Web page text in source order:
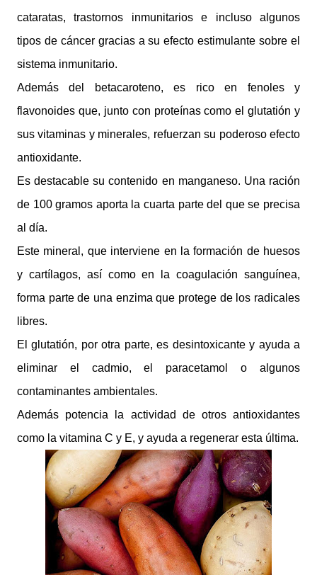
cataratas, trastornos inmunitarios e incluso algunos
tipos de cáncer gracias a su efecto estimulante sobre el
sistema inmunitario.
Además del betacaroteno, es rico en fenoles y
flavonoides que, junto con proteínas como el glutatión y
sus vitaminas y minerales, refuerzan su poderoso efecto
antioxidante.
Es destacable su contenido en manganeso. Una ración
de 100 gramos aporta la cuarta parte del que se precisa
al día.
Este mineral, que interviene en la formación de huesos
y cartílagos, así como en la coagulación sanguínea,
forma parte de una enzima que protege de los radicales
libres.
El glutatión, por otra parte, es desintoxicante y ayuda a
eliminar el cadmio, el paracetamol o algunos
contaminantes ambientales.
Además potencia la actividad de otros antioxidantes
como la vitamina C y E, y ayuda a regenerar esta última.